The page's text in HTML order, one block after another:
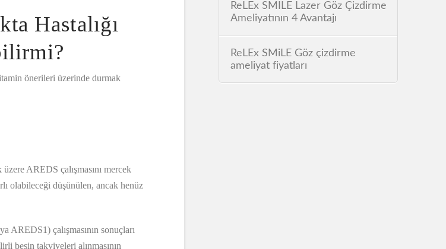
Hastalığı
önerileri üzerinde durmak
AREDS çalışmasını mercek
olabileceği düşünülen, ancak henüz
çalışmasının sonuçları
besin takviyeleri alınmasının
ReLEx SMILE Lazer Göz Çizdirme
Ameliyatının 4 Avantajı
ReLEx SMiLE Göz çizdirme
ameliyat fiyatları